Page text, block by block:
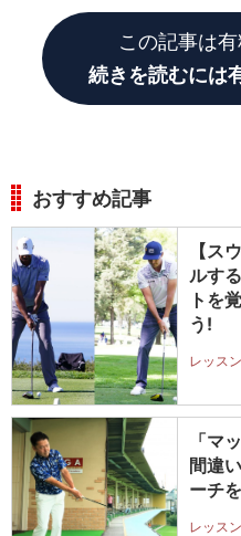
この記事は
続きを読むには
おすすめ記事
【ス
ルす
トを
う!
レッスン
「マ
間違
ーチ
レッス